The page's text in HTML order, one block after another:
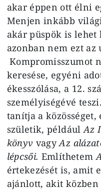
akar éppen ott élni
Menjen inkább
akár püspök is lehet
azonban nem ezt az
Kompromisszumot
keresése, egyéni
ékesszólása, a 12.
személyiségévé
tanítja a közösséget,
születik, például Az
könyv vagyAz
lépcsői. Említhetem
értekezését is, amit
ajánlott, akit